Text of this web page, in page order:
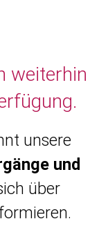
weiterhin
unsere
und
über